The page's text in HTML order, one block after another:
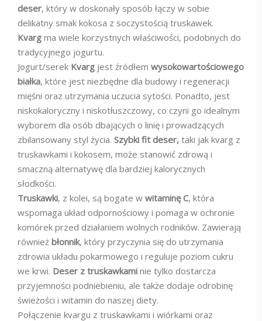
deser, który w doskonały sposób łączy w sobie
delikatny smak kokosa z soczystością truskawek.
Kvarg ma wiele korzystnych właściwości, podobnych do
tradycyjnego jogurtu.
Jogurt/serek Kvarg jest źródłem wysokowartościowego
białka, które jest niezbędne dla budowy i regeneracji
mięśni oraz utrzymania uczucia sytości. Ponadto, jest
niskokaloryczny i niskotłuszczowy, co czyni go idealnym
wyborem dla osób dbających o linię i prowadzących
zbilansowany styl życia. Szybki fit deser, taki jak kvarg z
truskawkami i kokosem, może stanowić zdrową i
smaczną alternatywę dla bardziej kalorycznych
słodkości.
Truskawki, z kolei, są bogate w witaminę C, która
wspomaga układ odpornościowy i pomaga w ochronie
komórek przed działaniem wolnych rodników. Zawierają
również błonnik, który przyczynia się do utrzymania
zdrowia układu pokarmowego i reguluje poziom cukru
we krwi. Deser z truskawkami nie tylko dostarcza
przyjemności podniebieniu, ale także dodaje odrobinę
świeżości i witamin do naszej diety.
Połączenie kvargu z truskawkami i wiórkami oraz